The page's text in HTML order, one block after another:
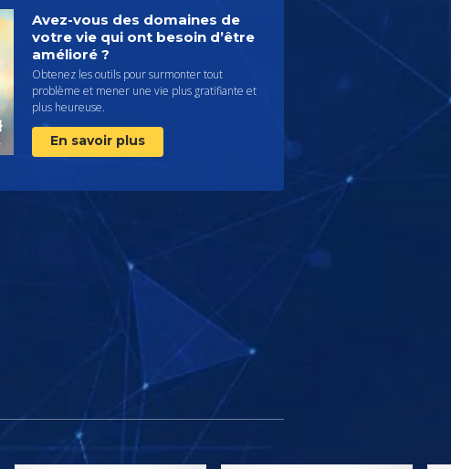
Avez-vous des domaines de
votre vie qui ont besoin d’être
amélioré ?
Obtenez les outils pour surmonter tout
problème et mener une vie plus gratifiante et
plus heureuse.
En savoir plus